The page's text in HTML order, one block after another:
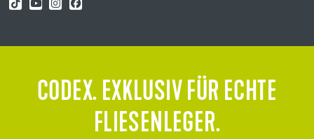
CODEX. EXKLUSIV FÜR ECHTE
FLIESENLEGER.